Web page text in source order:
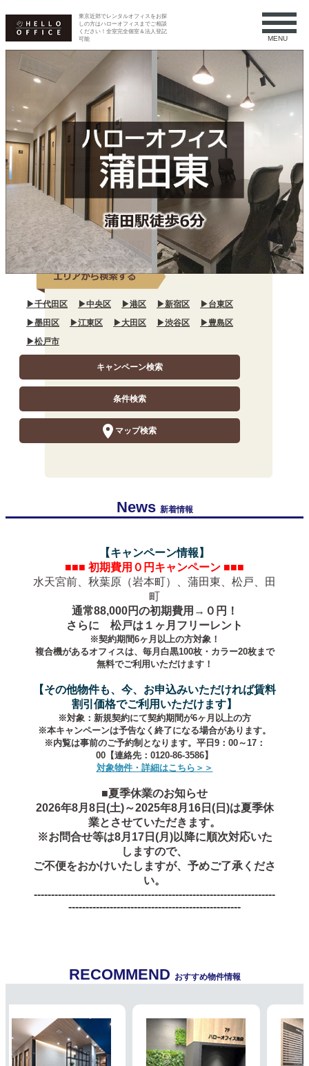
東京近郊でレンタルオフィスをお探
しの方はハローオフィスまでご相談
ください！全室完全個室＆法人登記
可能
MENU
▶千代田区 ▶中央区 ▶港区 ▶新宿区
▶台東区
▶墨田区
▶江東区 ▶大田区 ▶渋谷区
▶豊島区
▶松戸市
キャンペーン検索
条件検索
マップ検索
News 新着情報
【キャンペーン情報】
■■■ 初期費用０円キャンペーン ■■■
水天宮前、秋葉原（岩本町）、蒲田東、松戸、田
町
通常88,000円の初期費用→０円！
さらに 松戸は１ヶ月フリーレント
※契約期間6ヶ月以上の方対象！
複合機があるオフィスは、毎月白黒100枚・カラー20枚まで
無料でご利用いただけます！
【その他物件も、今、お申込みいただければ賃料
割引価格でご利用いただけます】
※対象：新規契約にて契約期間が6ヶ月以上の方
※本キャンペーンは予告なく終了になる場合があります。
※内覧は事前のご予約制となります。平日9：00～17：
00【連絡先：0120-86-3586】
対象物件・詳細はこちら＞＞
■夏季休業のお知らせ
2026年8月8日(土)～2025年8月16日(日)は夏季休
業とさせていただきます。
※お問合せ等は8月17日(月)以降に順次対応いた
しますので、
ご不便をおかけいたしますが、予めご了承くださ
い。
----------------------------------------------------------------------
--------------------------------------------------
RECOMMEND おすすめ物件情報